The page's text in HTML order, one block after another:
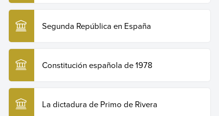
Copiar cita
Segunda República en España
Constitución española de 1978
La dictadura de Primo de Rivera